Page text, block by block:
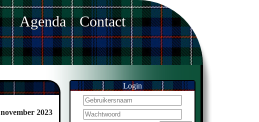
Agenda Contact
november 2023
Login